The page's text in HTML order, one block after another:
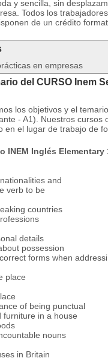
y sencilla, sin
Todos los
de un crédito
en empresas
del CURSO Inem
los objetivos y el
- A1). Nuestros
en el lugar de trabajo de
INEM Inglés Elementary
and
verb to be
countries
details
possession
forms when
place
of being punctual
furniture in a house
nouns
in Britain